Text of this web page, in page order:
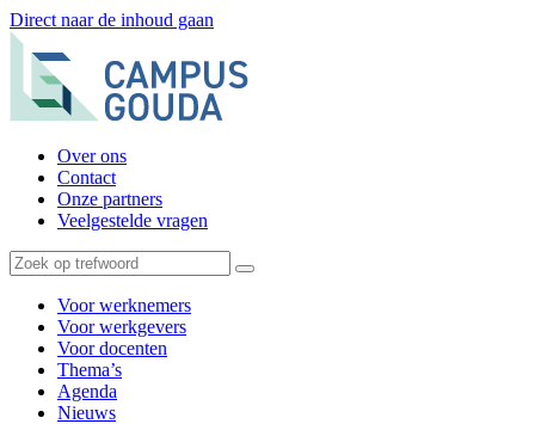
Direct naar de inhoud gaan
Over ons
Contact
Onze partners
Veelgestelde vragen
Voor werknemers
Voor werkgevers
Voor docenten
Thema’s
Agenda
Nieuws